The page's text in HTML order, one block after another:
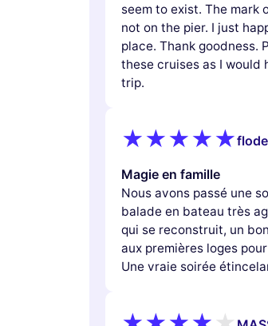
seem to exist. The mark
not on the pier. I just
place. Thank goodness.
these cruises as I would
trip.
Magie en famille
Nous avons passé une
balade en bateau très
qui se reconstruit, un
aux premières loges
Une vraie soirée